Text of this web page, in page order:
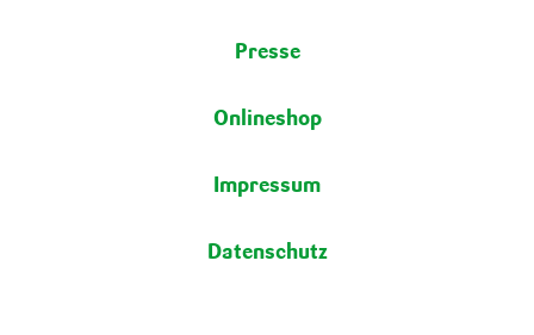
Presse
Onlineshop
Impressum
Datenschutz